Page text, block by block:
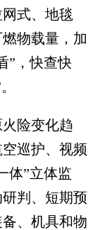
式、地毯
物载量，加
”，快查快
险变化趋
巡护、视频
体”立体监
判、短期预
、机具和物